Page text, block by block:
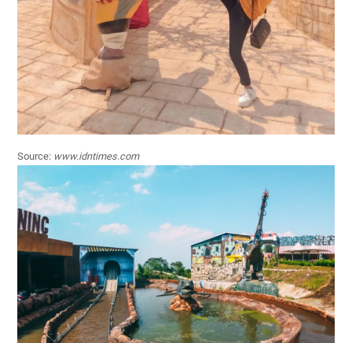
Source: www.idntimes.com